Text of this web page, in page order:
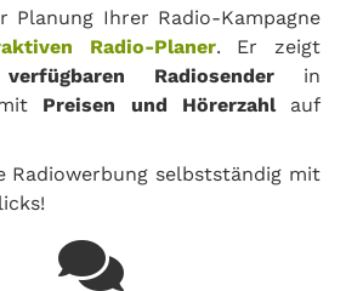
Planung Ihrer Radio-Kampagne
Radio-Planer. Er zeigt
Radiosenderin
Preisen und Hörerzahlauf
Radiowerbung selbstständig mit